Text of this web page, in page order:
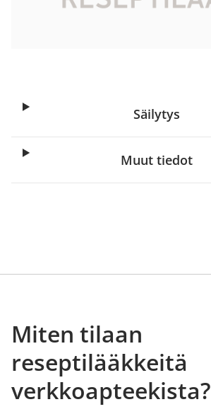
Säilytys
Muut tiedot
Miten tilaan
reseptilääkkeitä
verkkoapteekista?